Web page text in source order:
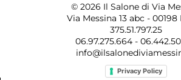
© 2026 Il Salone di Via
Via Messina 13 abc - 00198
375.51.797.25
06.97.275.664 -
Privacy Policy